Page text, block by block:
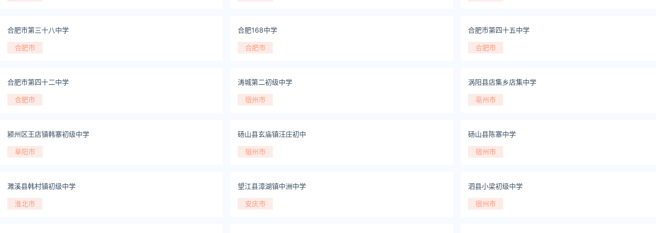
合肥市第三十八中学
合肥市
合肥168中学
合肥市
合肥市第四十五中学
合肥市
合肥市第四十二中学
合肥市
涛城第二初级中学
宿州市
涡阳县店集乡店集中学
亳州市
颍州区王店镇韩寨初级中学
阜阳市
砀山县玄庙镇汪庄初中
宿州市
砀山县陈寨中学
宿州市
濉溪县韩村镇初级中学
淮北市
望江县漳湖镇中洲中学
安庆市
泗县小梁初级中学
宿州市